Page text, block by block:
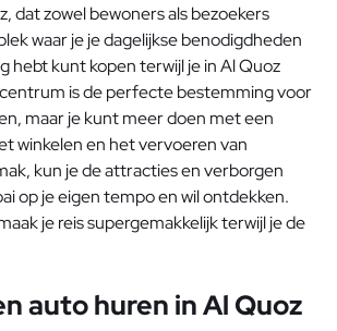
dat zowel bewoners als bezoekers
waar je je dagelijkse benodigdheden
hebt kunt kopen terwijl je in Al Quoz
is de perfecte bestemming voor
maar je kunt meer doen met een
winkelen en het vervoeren van
kun je de attracties en verborgen
op je eigen tempo en wil ontdekken.
je reis supergemakkelijk terwijl je de
auto huren in Al Quoz